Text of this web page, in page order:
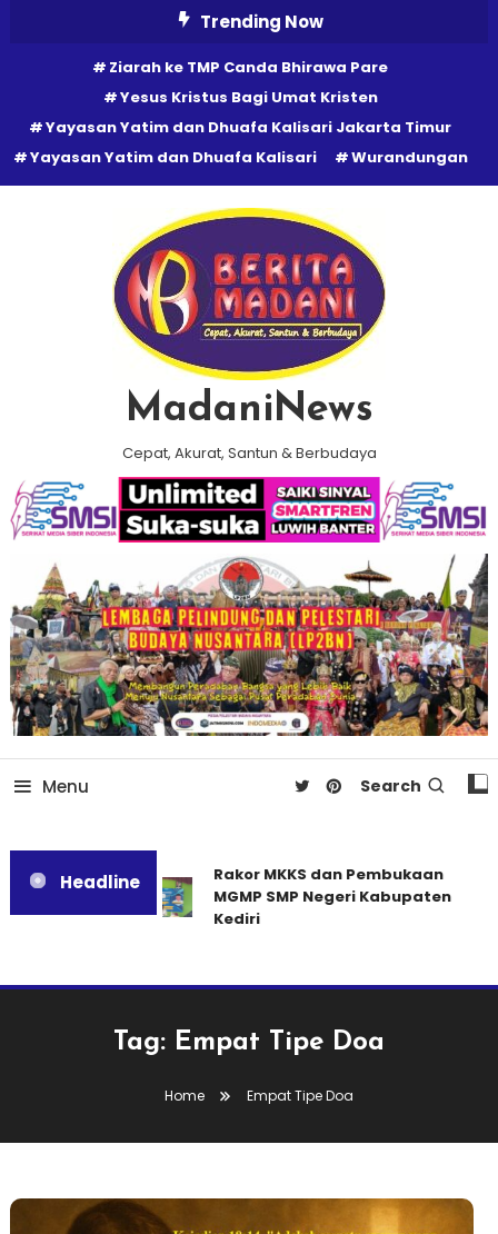
Trending Now
Ziarah ke TMP Canda Bhirawa Pare
Yesus Kristus Bagi Umat Kristen
Yayasan Yatim dan Dhuafa Kalisari Jakarta Timur
Yayasan Yatim dan Dhuafa Kalisari
Wurandungan
MadaniNews
Cepat, Akurat, Santun & Berbudaya
Menu Search
Headline
Rakor MKKS dan Pembukaan
MGMP SMP Negeri Kabupaten
Kediri
Tag: Empat Tipe Doa
Home Empat Tipe Doa